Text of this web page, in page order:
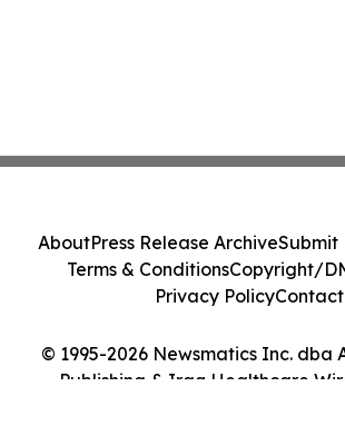
© 1995-2026 Newsmatics Inc. dba
Publishing & Iraq Healthcare
AboutPress Release ArchiveSubmit
Terms & ConditionsCopyright/
Privacy PolicyContact